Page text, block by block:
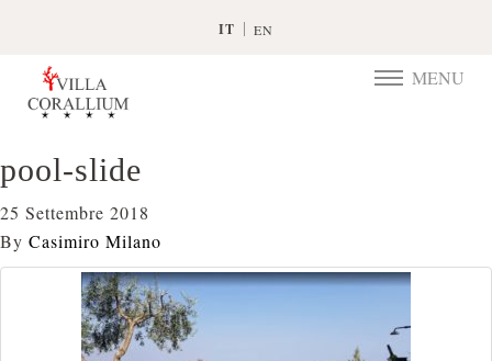
IT EN
TOGGLE
MENU
pool-slide
25 Settembre 2018
By Casimiro Milano